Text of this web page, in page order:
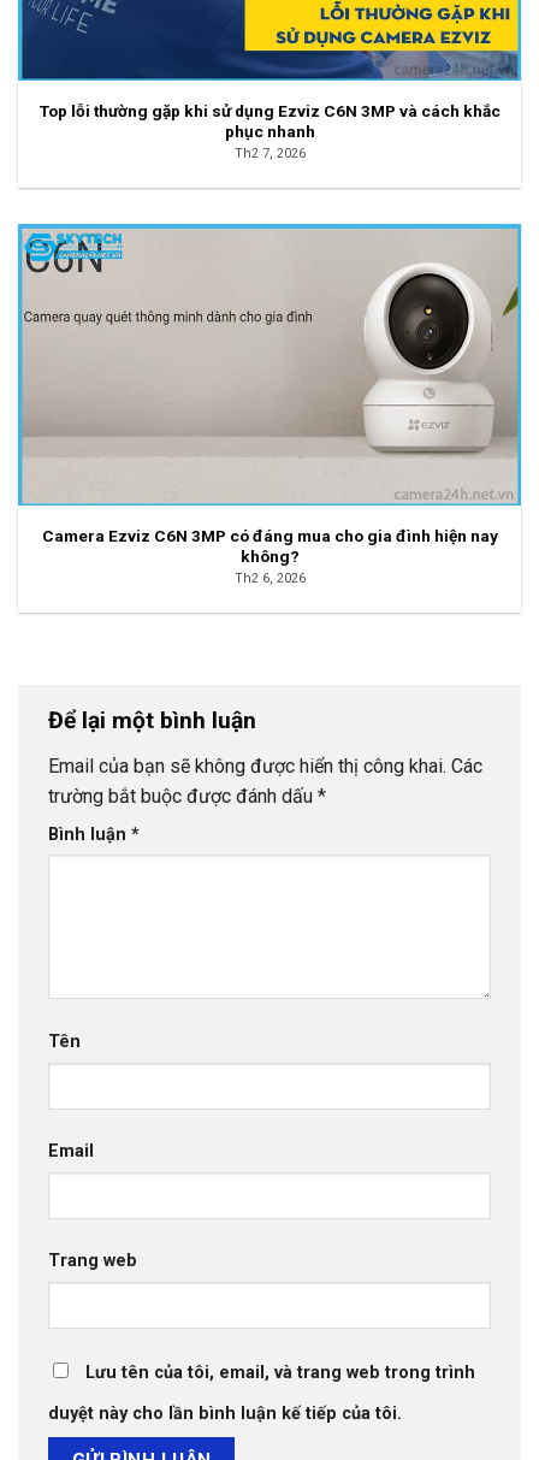
Top lỗi thường gặp khi sử dụng Ezviz C6N 3MP và cách khắc
phục nhanh
Th2 7, 2026
Camera Ezviz C6N 3MP có đáng mua cho gia đình hiện nay
không?
Th2 6, 2026
Để lại một bình luận
Email của bạn sẽ không được hiển thị công khai. Các
trường bắt buộc được đánh dấu *
Bình luận *
Tên
Email
Trang web
Lưu tên của tôi, email, và trang web trong trình
duyệt này cho lần bình luận kế tiếp của tôi.